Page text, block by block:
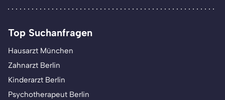
Top Suchanfragen
Hausarzt München
Zahnarzt Berlin
Kinderarzt Berlin
Psychotherapeut Berlin